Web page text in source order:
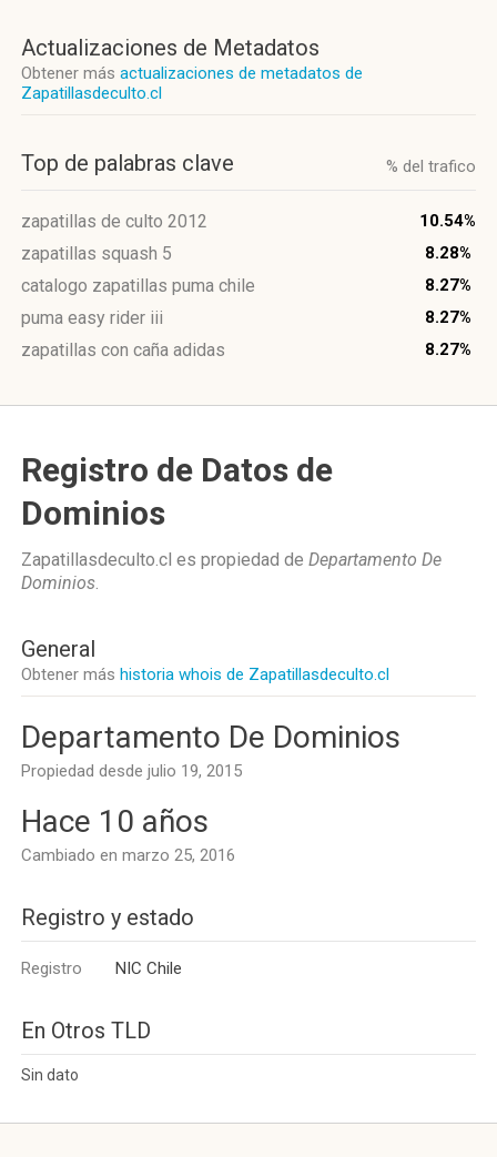
Actualizaciones de Metadatos
Obtener más actualizaciones de metadatos de
Zapatillasdeculto.cl
Top de palabras clave % del trafico
zapatillas de culto 2012 10.54%
zapatillas squash 5 8.28%
catalogo zapatillas puma chile 8.27%
puma easy rider iii 8.27%
zapatillas con caña adidas 8.27%
Registro de Datos de
Dominios
Zapatillasdeculto.cl es propiedad de Departamento De
Dominios.
General
Obtener más historia whois de Zapatillasdeculto.cl
Departamento De Dominios
Propiedad desde julio 19, 2015
Hace 10 años
Cambiado en marzo 25, 2016
Registro y estado
Registro NIC Chile
En Otros TLD
Sin dato